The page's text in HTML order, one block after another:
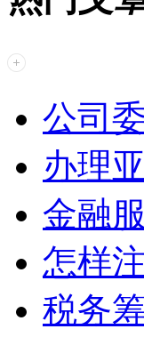
公司
办理
金融
怎样
税务